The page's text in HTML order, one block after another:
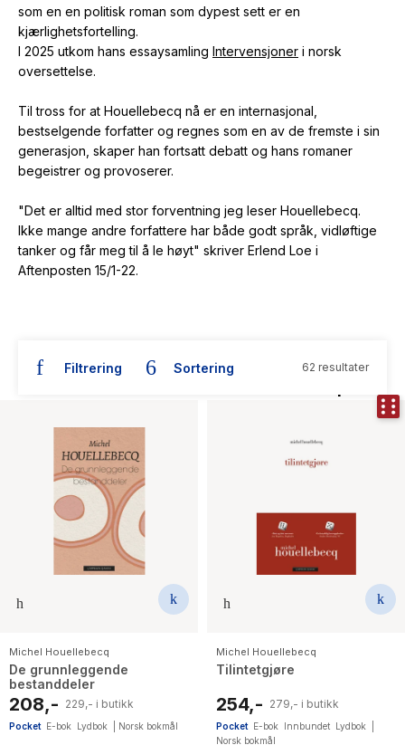
som en en politisk roman som dypest sett er en
kjærlighetsfortelling.
I 2025 utkom hans essaysamling Intervensjoner i norsk
oversettelse.
Til tross for at Houellebecq nå er en internasjonal,
bestselgende forfatter og regnes som en av de fremste i sin
generasjon, skaper han fortsatt debatt og hans romaner
begeistrer og provoserer.
"Det er alltid med stor forventning jeg leser Houellebecq.
Ikke mange andre forfattere har både godt språk, vidløftige
tanker og får meg til å le høyt" skriver Erlend Loe i
Aftenposten 15/1-22.
Filtrering Sortering 62 resultater
Michel Houellebecq
De grunnleggende
bestanddeler
208,- 229,- i butikk
Pocket E-bok Lydbok Norsk bokmål
Michel Houellebecq
Tilintetgjøre
254,- 279,- i butikk
Pocket E-bok Innbundet Lydbok
Norsk bokmål